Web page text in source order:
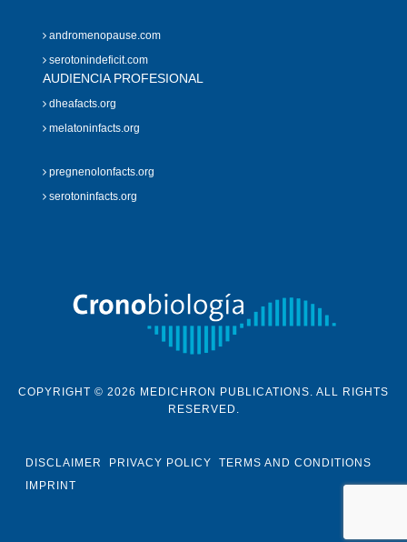
andromenopause.com
serotonindeficit.com
AUDIENCIA PROFESIONAL
dheafacts.org
melatoninfacts.org
pregnenolonfacts.org
serotoninfacts.org
COPYRIGHT © 2026 MEDICHRON PUBLICATIONS. ALL RIGHTS
RESERVED.
DISCLAIMER PRIVACY POLICY
TERMS AND CONDITIONS
IMPRINT